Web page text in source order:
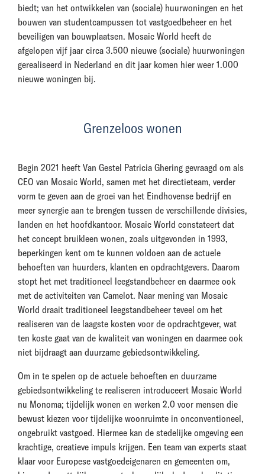
biedt; van het ontwikkelen van (sociale) huurwoningen en het
bouwen van studentcampussen tot vastgoedbeheer en het
beveiligen van bouwplaatsen. Mosaic World heeft de
afgelopen vijf jaar circa 3.500 nieuwe (sociale) huurwoningen
gerealiseerd in Nederland en dit jaar komen hier weer 1.000
nieuwe woningen bij.
Grenzeloos wonen
Begin 2021 heeft Van Gestel Patricia Ghering gevraagd om als
CEO van Mosaic World, samen met het directieteam, verder
vorm te geven aan de groei van het Eindhovense bedrijf en
meer synergie aan te brengen tussen de verschillende divisies,
landen en het hoofdkantoor. Mosaic World constateert dat
het concept bruikleen wonen, zoals uitgevonden in 1993,
beperkingen kent om te kunnen voldoen aan de actuele
behoeften van huurders, klanten en opdrachtgevers. Daarom
stopt het met traditioneel leegstandbeheer en daarmee ook
met de activiteiten van Camelot. Naar mening van Mosaic
World draait traditioneel leegstandbeheer teveel om het
realiseren van de laagste kosten voor de opdrachtgever, wat
ten koste gaat van de kwaliteit van woningen en daarmee ook
niet bijdraagt aan duurzame gebiedsontwikkeling.
Om in te spelen op de actuele behoeften en duurzame
gebiedsontwikkeling te realiseren introduceert Mosaic World
nu Monoma; tijdelijk wonen en werken 2.0 voor mensen die
bewust kiezen voor tijdelijke woonruimte in onconventioneel,
ongebruikt vastgoed. Hiermee kan de stedelijke omgeving een
krachtige, creatieve impuls krijgen. Een team van experts staat
klaar voor Europese vastgoedeigenaren en gemeenten om,